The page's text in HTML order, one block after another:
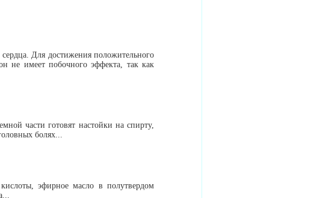
Для достижения положительного
не имеет побочного эффекта, так как
части готовят настойки на спирту,
болях...
эфирное масло в полутвердом